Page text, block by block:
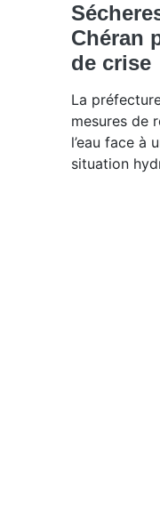
Chéran
de crise
La
mesures de
l’eau face à
situation